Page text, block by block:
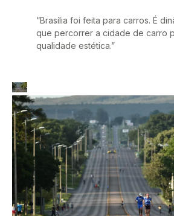
“Brasília foi feita para carros. É
que percorrer a cidade de carro
qualidade estética.”